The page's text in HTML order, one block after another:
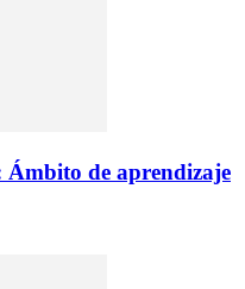
Ámbito de aprendizaje